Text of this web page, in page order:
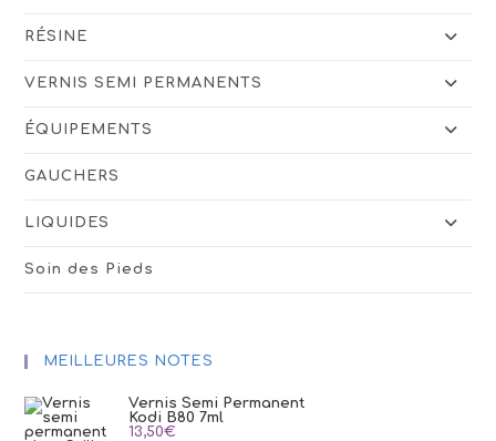
RÉSINE
VERNIS SEMI PERMANENTS
ÉQUIPEMENTS
GAUCHERS
LIQUIDES
Soin des Pieds
MEILLEURES NOTES
Vernis Semi Permanent
Kodi B80 7ml
13,50€